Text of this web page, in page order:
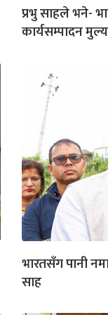
प्रभु साहले भने-
कार्यसम्पादन
भारतसँग पानी
साह